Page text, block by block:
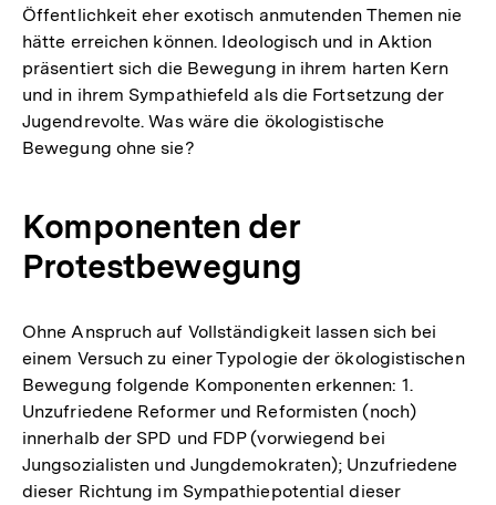
Öffentlichkeit eher exotisch anmutenden Themen nie
hätte erreichen können. Ideologisch und in Aktion
präsentiert sich die Bewegung in ihrem harten Kern
und in ihrem Sympathiefeld als die Fortsetzung der
Jugendrevolte. Was wäre die ökologistische
Bewegung ohne sie?
Komponenten der
Protestbewegung
Ohne Anspruch auf Vollständigkeit lassen sich bei
einem Versuch zu einer Typologie der ökologistischen
Bewegung folgende Komponenten erkennen: 1.
Unzufriedene Reformer und Reformisten (noch)
innerhalb der SPD und FDP (vorwiegend bei
Jungsozialisten und Jungdemokraten); Unzufriedene
dieser Richtung im Sympathiepotential dieser